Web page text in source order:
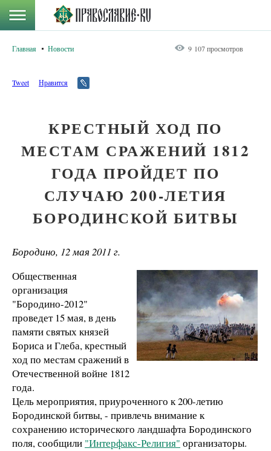
Главная Новости 9 107 просмотров
Tweet Нравится
КРЕСТНЫЙ ХОД ПО
МЕСТАМ СРАЖЕНИЙ 1812
ГОДА ПРОЙДЕТ ПО
СЛУЧАЮ 200-ЛЕТИЯ
БОРОДИНСКОЙ БИТВЫ
Бородино, 12 мая 2011 г.
Общественная
организация
"Бородино-2012"
проведет 15 мая, в день
памяти святых князей
Бориса и Глеба, крестный
ход по местам сражений в
Отечественной войне 1812
года.
Цель мероприятия, приуроченного к 200-летию
Бородинской битвы, - привлечь внимание к
сохранению исторического ландшафта Бородинского
поля, сообщили "Интерфакс-Религия" организаторы.